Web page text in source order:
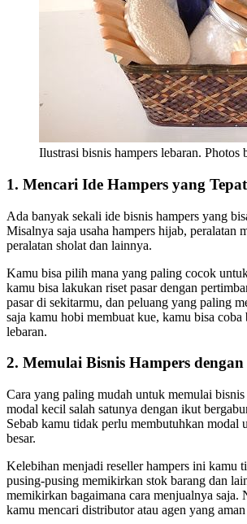
Ilustrasi bisnis hampers lebaran. Photos
1. Mencari Ide Hampers yang Tepat
Ada banyak sekali ide bisnis hampers yang
Misalnya saja usaha hampers hijab, peralatan
peralatan sholat dan lainnya.
Kamu bisa pilih mana yang paling cocok
kamu bisa lakukan riset pasar dengan
pasar di sekitarmu, dan peluang yang paling
saja kamu hobi membuat kue, kamu bisa coba
lebaran.
2. Memulai Bisnis Hampers
Cara yang paling mudah untuk memulai bisnis
modal kecil salah satunya dengan ikut
Sebab kamu tidak perlu membutuhkan modal
besar.
Kelebihan menjadi reseller hampers ini kamu
pusing-pusing memikirkan stok barang dan
memikirkan bagaimana cara menjualnya saja.
kamu mencari distributor atau agen yang